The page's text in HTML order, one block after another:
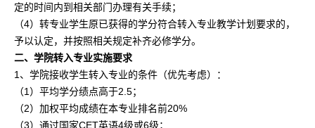
定的时间内到相关部门办理有关手续；
（4）转专业学生原已获得的学分符合转入专业教学计划要求的，
予以认定，并按照相关规定补齐必修学分。
二、学院转入专业实施要求
1、学院接收学生转入专业的条件（优先考虑）：
（1）平均学分绩点高于2.5；
（2）加权平均成绩在本专业排名前20%
（3）通过国家CET英语4级或6级；